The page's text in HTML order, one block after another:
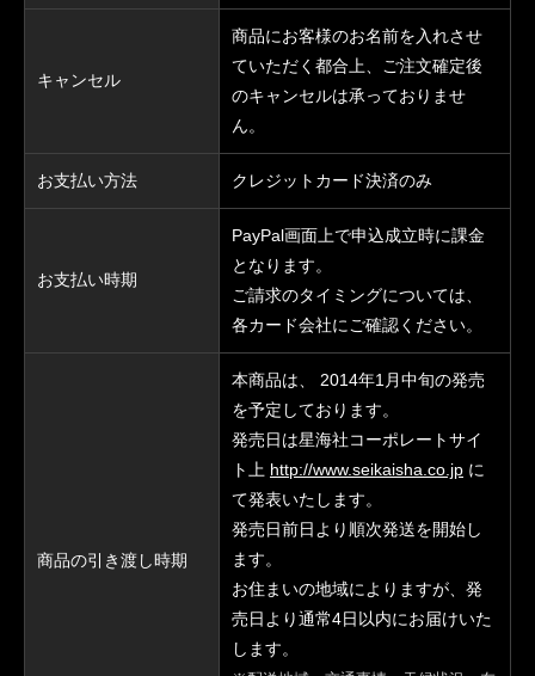
キャンセル
商品にお客様のお名前を入れさせ
ていただく都合上、ご注文確定後
のキャンセルは承っておりませ
ん。
お支払い方法 クレジットカード決済のみ
お支払い時期
PayPal画面上で申込成立時に課金
となります。
ご請求のタイミングについては、
各カード会社にご確認ください。
商品の引き渡し時期
本商品は、 2014年1月中旬の発売
を予定しております。
発売日は星海社コーポレートサイ
ト上 http://www.seikaisha.co.jp に
て発表いたします。
発売日前日より順次発送を開始し
ます。
お住まいの地域によりますが、発
売日より通常4日以内にお届けいた
します。